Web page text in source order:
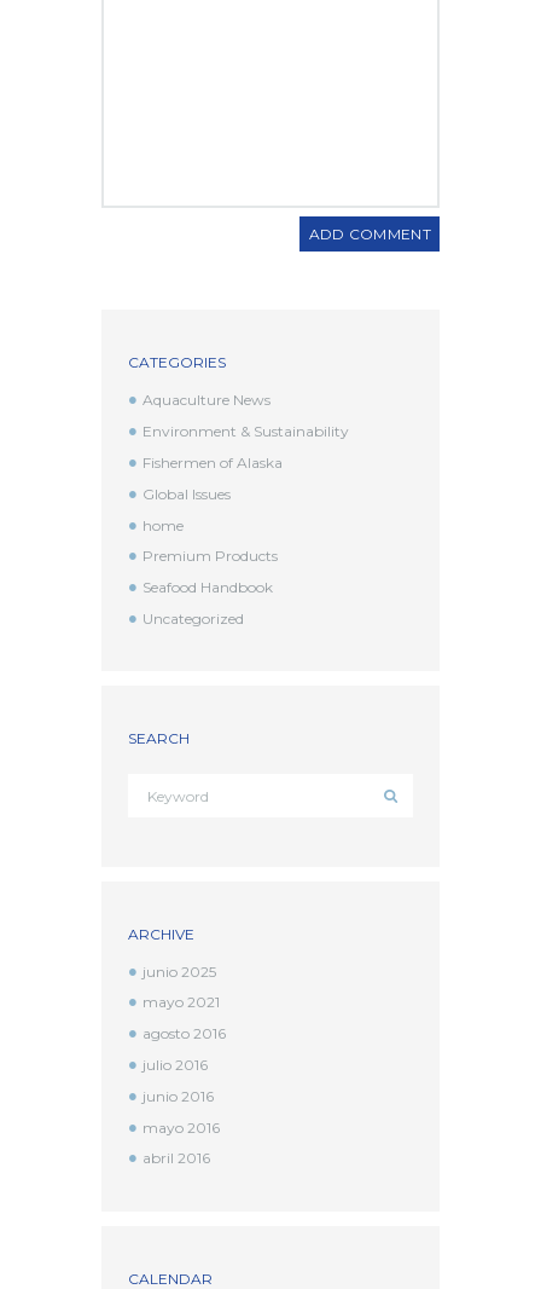
CATEGORIES
Aquaculture News
Environment & Sustainability
Fishermen of Alaska
Global Issues
home
Premium Products
Seafood Handbook
Uncategorized
SEARCH
ARCHIVE
junio 2025
mayo 2021
agosto 2016
julio 2016
junio 2016
mayo 2016
abril 2016
CALENDAR